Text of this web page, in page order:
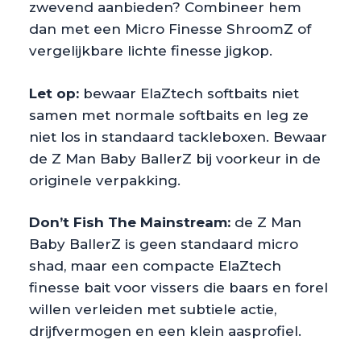
zwevend aanbieden? Combineer hem
dan met een Micro Finesse ShroomZ of
vergelijkbare lichte finesse jigkop.
Let op: bewaar ElaZtech softbaits niet
samen met normale softbaits en leg ze
niet los in standaard tackleboxen. Bewaar
de Z Man Baby BallerZ bij voorkeur in de
originele verpakking.
Don’t Fish The Mainstream: de Z Man
Baby BallerZ is geen standaard micro
shad, maar een compacte ElaZtech
finesse bait voor vissers die baars en forel
willen verleiden met subtiele actie,
drijfvermogen en een klein aasprofiel.